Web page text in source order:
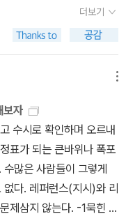
것이다. 중동태의 세계
리는 중동태를 살아가
에 가까워진다. 우리는
적으로 갱신할 필요가
이하지가 않다. 그러나 불
아가고 있으니까, 조금
금씩이긴 하지만 자유에
세계를 앎으로써 얻어지
전공하지 않은 사람 입
과정은 쉽지 않았다. 그나
리스어와 라틴어를 전혀
보편은 실재이며, 보편은
념론 3. ’보편은 명칭이
하는 유명론으로 구분된
들은 실체를 연장으로부
스럽게 사용함으로써 그
념이라는 것이다. 데카르
로 명석판명한 관념일 수
<<방법론>>에서 회고하
특히 기하학과 대수학에
. 스콜라철학자들의 보편
상적인 논쟁이므로, 수학
있다는게 거칠고 불투명한
대나 법대를 목표로 구축
앞에는 말 그대로 생면부
데 이 대사가 현실이라면
을 집합적이고 역사적인
템이 꿈의 리얼리티를
점이고, 어쩌면 현대교
지도 모르겠다.개인의
있는 하나의 단계적 과정
계이다.어떤 세대의 유
어와 그 구조에까지 물들
답을 해주고 있단 느낌이
인식이 부재하다는 느낌
그 윤곽을 잡고 있다고
덕지덕지 바르거나 마음
는 '좋은 삶들'에 대한 인
듯하다. 짓누르는 일상
닐까? 그(녀)들은 차라
. 그들의 마음 속에 안정
는 것은 아닐까? 싶다.어
더보기
보자
수시로 확인하며 오르내
표가 되는 큰바위나 폭포
많은 사람들이 그렇게
다. 레퍼런스(지시)와 리
제삼지 않는다. -1묵힌 책